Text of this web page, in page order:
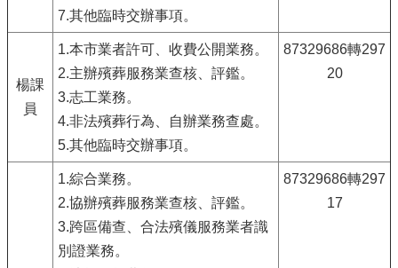
7.其他臨時交辦事項。
楊課
員
1.本市業者許可、收費公開業務。
2.主辦殯葬服務業查核、評鑑。
3.志工業務。
4.非法殯葬行為、自辦業務查處。
5.其他臨時交辦事項。
87329686轉297
20
1.綜合業務。
2.協辦殯葬服務業查核、評鑑。
3.跨區備查、合法殯儀服務業者識
別證業務。
87329686轉297
17